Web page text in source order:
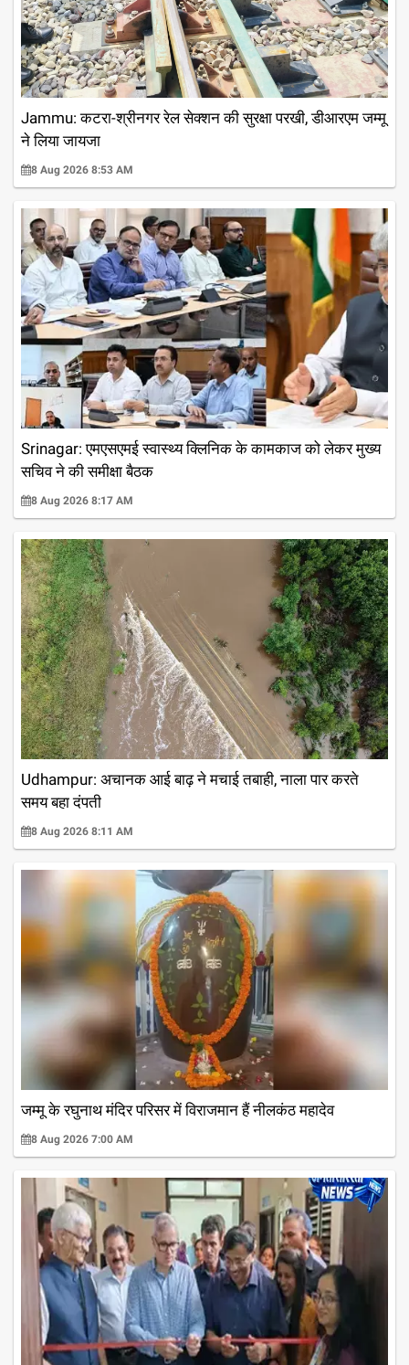
Jammu: कटरा-श्रीनगर रेल सेक्शन की सुरक्षा परखी, डीआरएम जम्मू
ने लिया जायजा
8 Aug 2026 8:53 AM
Srinagar: एमएसएमई स्वास्थ्य क्लिनिक के कामकाज को लेकर मुख्य
सचिव ने की समीक्षा बैठक
8 Aug 2026 8:17 AM
Udhampur: अचानक आई बाढ़ ने मचाई तबाही, नाला पार करते
समय बहा दंपती
8 Aug 2026 8:11 AM
जम्मू के रघुनाथ मंदिर परिसर में विराजमान हैं नीलकंठ महादेव
8 Aug 2026 7:00 AM